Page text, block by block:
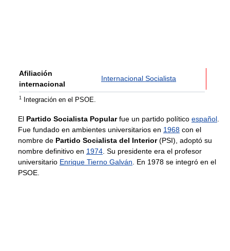
Afiliación
internacional
Internacional Socialista
1 Integración en el PSOE.
El Partido Socialista Popularfue un partido político español
Fue fundado en ambientes universitarios en 1968 con el
nombre de Partido Socialista del Interior(PSI), adoptó su
nombre definitivo en 1974 . Su presidente era el profesor
universitario Enrique Tierno Galván . En 1978 se integró en el
PSOE.